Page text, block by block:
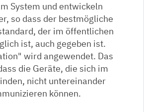
System und entwickeln
so dass der bestmögliche
der im öffentlichen
ist, auch gegeben ist.
wird angewendet. Das
die Geräte, die sich im
nicht untereinander
können.